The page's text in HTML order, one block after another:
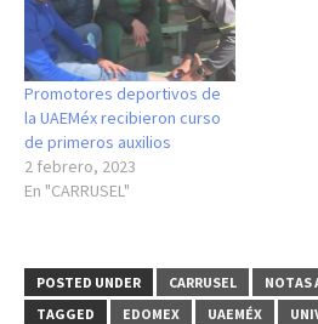
Promotores deportivos de
la UAEMéx recibieron curso
de primeros auxilios
2 febrero, 2023
En "CARRUSEL"
POSTED UNDER CARRUSEL
NOTAS
TAGGED
EDOMEX UAEMÉX